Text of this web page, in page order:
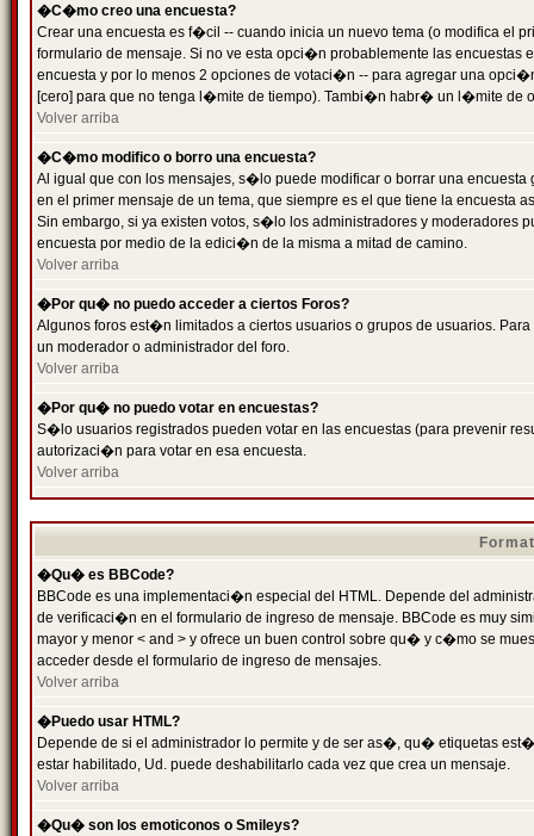
�C�mo creo una encuesta?
Crear una encuesta es f�cil -- cuando inicia un nuevo tema (o modifica el
formulario de mensaje. Si no ve esta opci�n probablemente las
encuesta y por lo menos 2 opciones de votaci�n -- para agregar una
[cero] para que no tenga l�mite de tiempo). Tambi�n habr� un l�mite de
Volver arriba
�C�mo modifico o borro una encuesta?
Al igual que con los mensajes, s�lo puede modificar o borrar una
en el primer mensaje de un tema, que siempre es el que tiene la encuesta
Sin embargo, si ya existen votos, s�lo los administradores y moderadores
encuesta por medio de la edici�n de la misma a mitad de camino.
Volver arriba
�Por qu� no puedo acceder a ciertos Foros?
Algunos foros est�n limitados a ciertos usuarios o grupos de usuarios.
un moderador o administrador del foro.
Volver arriba
�Por qu� no puedo votar en encuestas?
S�lo usuarios registrados pueden votar en las encuestas (para prevenir
autorizaci�n para votar en esa encuesta.
Volver arriba
�Qu� es BBCode?
BBCode es una implementaci�n especial del HTML. Depende del
de verificaci�n en el formulario de ingreso de mensaje. BBCode es muy
mayor y menor < and > y ofrece un buen control sobre qu� y c�mo se
acceder desde el formulario de ingreso de mensajes.
Volver arriba
�Puedo usar HTML?
Depende de si el administrador lo permite y de ser as�, qu� etiquetas
estar habilitado, Ud. puede deshabilitarlo cada vez que crea un mensaje.
Volver arriba
�Qu� son los emoticonos o Smileys?